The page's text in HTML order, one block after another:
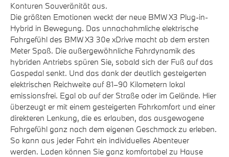
Konturen Souveränität aus.
Die größten Emotionen weckt der neue BMW X3 Plug-in-
Hybrid in Bewegung. Das unnachahmliche elektrische
Fahrgefühl des BMW X3 30e xDrive macht ab dem ersten
Meter Spaß. Die außergewöhnliche Fahrdynamik des
hybriden Antriebs spüren Sie, sobald sich der Fuß auf das
Gaspedal senkt. Und das dank der deutlich gesteigerten
elektrischen Reichweite auf 81–90 Kilometern lokal
emissionsfrei. Egal ob auf der Straße oder im Gelände. Hier
überzeugt er mit einem gesteigerten Fahrkomfort und einer
direkteren Lenkung, die es erlauben, das ausgewogene
Fahrgefühl ganz nach dem eigenen Geschmack zu erleben.
So kann aus jeder Fahrt ein individuelles Abenteuer
werden. Laden können Sie ganz komfortabel zu Hause